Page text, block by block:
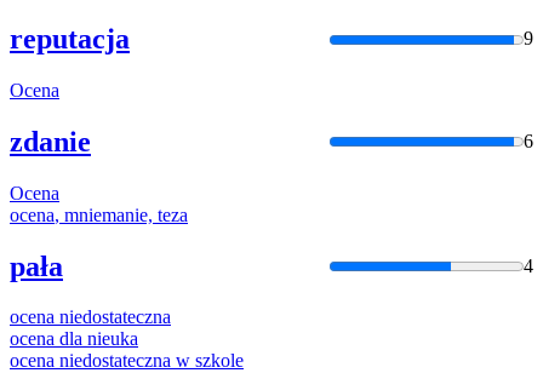
reputacja 9
Ocena
zdanie 6
Ocena
ocena, mniemanie, teza
pała 4
ocena niedostateczna
ocena dla nieuka
ocena niedostateczna w szkole